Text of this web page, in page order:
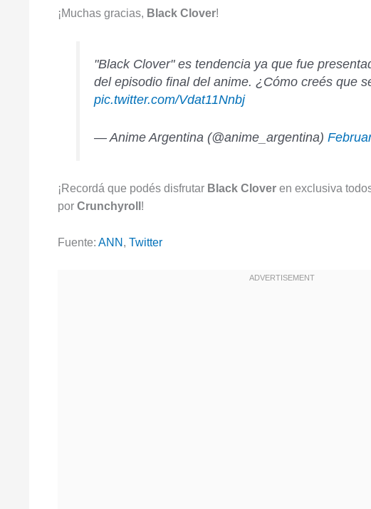
¡Muchas gracias, Black Clover!
"Black Clover" es tendencia ya que fue
del episodio final del anime. ¿Cómo creés que
pic.twitter.com/Vdat11Nnbj
— Anime Argentina (@anime_argentina)
¡Recordá que podés disfrutar Black Clover en exclusiva
por Crunchyroll !
Fuente: ANN , Twitter